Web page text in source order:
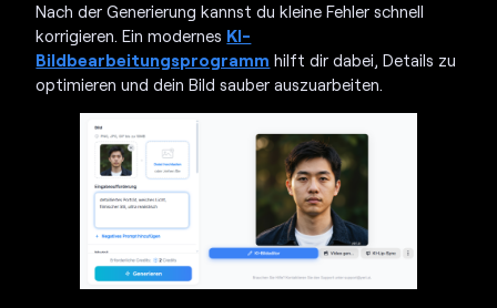
Nach der Generierung kannst du kleine Fehler schnell
korrigieren. Ein modernes KI-
Bildbearbeitungsprogramm hilft dir dabei, Details zu
optimieren und dein Bild sauber auszuarbeiten.